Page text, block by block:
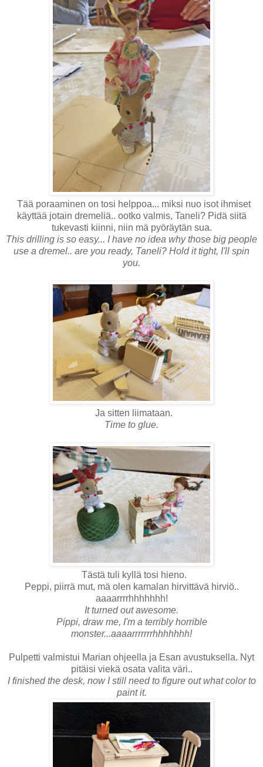
Tää poraaminen on tosi helppoa... miksi nuo isot ihmiset
käyttää jotain dremeliä.. ootko valmis, Taneli? Pidä siitä
tukevasti kiinni, niin mä pyöräytän sua.
This drilling is so easy... I have no idea why those big people
use a dremel.. are you ready, Taneli? Hold it tight, I'll spin
you.
Ja sitten liimataan.
Time to glue.
Tästä tuli kyllä tosi hieno.
Peppi, piirrä mut, mä olen kamalan hirvittävä hirviö..
aaaarrrrhhhhhhh!
It turned out awesome.
Pippi, draw me, I'm a terribly horrible
monster...aaaarrrrrrrhhhhhhh!
Pulpetti valmistui Marian ohjeella ja Esan avustuksella. Nyt
pitäisi viekä osata valita väri..
I finished the desk, now I still need to figure out what color to
paint it.